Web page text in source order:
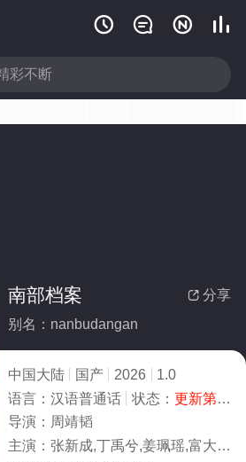
   
 分享
南部档案
别名：nanbudangan
中国大陆 国产 2026
1.0
语言： 汉语普通话 状态： 更新第33集
导演： 周靖韬
主演： 张新成,丁禹兮,姜珮瑶,富大龙,刘令姿,张宸逍,李欢,姜卓君,徐正溪,